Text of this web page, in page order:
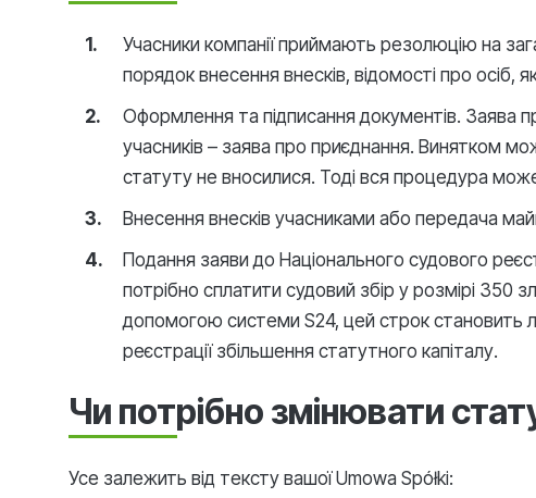
Учасники компанії приймають резолюцію на
порядок внесення внесків, відомості про осіб,
Оформлення та підписання документів. Заява
учасників – заява про приєднання. Винятком
статуту не вносилися. Тоді вся процедура
Внесення внесків учасниками або передача
Подання заяви до Національного судового
потрібно сплатити судовий збір у розмірі 350
допомогою системи S24, цей строк становить
реєстрації збільшення статутного капіталу.
Чи потрібно змінювати
Усе залежить від тексту вашої Umowa Spółki: